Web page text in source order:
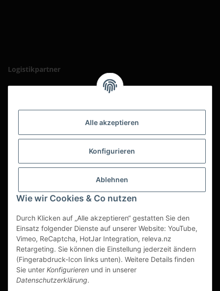
Alle akzeptieren
Konfigurieren
Ablehnen
Wie wir Cookies & Co nutzen
Durch Klicken auf „Alle akzeptieren“ gestatten Sie den
Einsatz folgender Dienste auf unserer Website: YouTube,
Vimeo, ReCaptcha, HotJar Integration, releva.nz
Retargeting. Sie können die Einstellung jederzeit ändern
(Fingerabdruck-Icon links unten). Weitere Details finden
Sie unter Konfigurieren und in unserer
Datenschutzerklärung.
Logistikpartner
Vertrag widerrufen
* Alle Preise zzgl. gesetzlicher USt., zzgl.